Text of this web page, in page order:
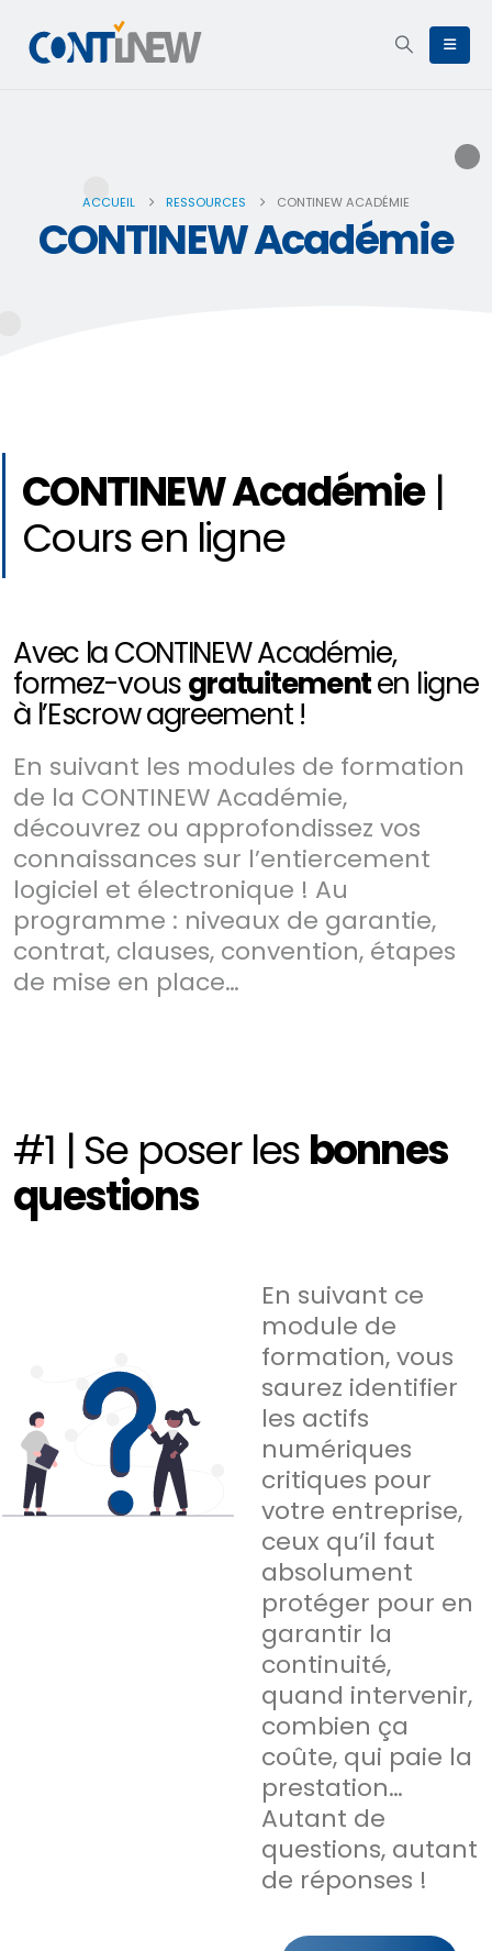
ACCUEIL RESSOURCES CONTINEW ACADÉMIE
CONTINEW Académie
CONTINEW Académie|
Cours en ligne
Avec la CONTINEW Académie,
formez-vousgratuitementen ligne
à l’Escrow agreement !
En suivant les modules de formation
de la CONTINEW Académie,
découvrez ou approfondissez vos
connaissances sur l’entiercement
logiciel et électronique ! Au
programme : niveaux de garantie,
contrat, clauses, convention, étapes
de mise en place…
#1 | Se poser lesbonnes
questions
En suivant ce
module de
formation, vous
saurez identifier
les actifs
numériques
critiques pour
votre entreprise,
ceux qu’il faut
absolument
protéger pour en
garantir la
continuité,
quand intervenir,
combien ça
coûte, qui paie la
prestation…
Autant de
questions, autant
de réponses !